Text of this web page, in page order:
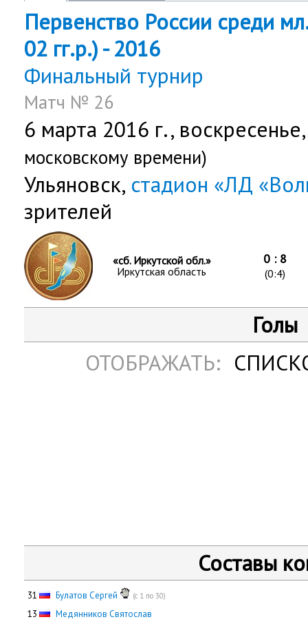
Первенство России среди
02 гг.р.) - 2016
Финальный турнир
Матч № 26
6 марта 2016 г., воскресенье
московскому времени)
Ульяновск, стадион «ЛД
зрителей
«сб. Иркутской обл.»
Иркутская область
0 : 8
(0:4)
Голы
ОТОБРАЖАТЬ:
Составы
31 Булатов Сергей (с 1 по 30)
13
Медянников Святослав